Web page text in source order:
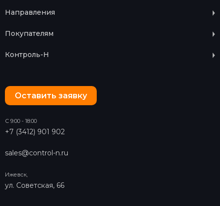
Оставить заявку
С 9:00 - 18:00
+7 (3412) 901 902
sales@control-n.ru
Ижевск,
ул. Советская, 66
Направления
Покупателям
Контроль-Н